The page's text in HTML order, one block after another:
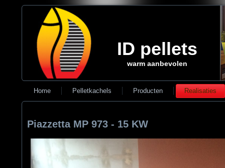
ID pellets
warm aanbevolen
Home Pelletkachels Producten Realisaties
Piazzetta MP 973 - 15 KW